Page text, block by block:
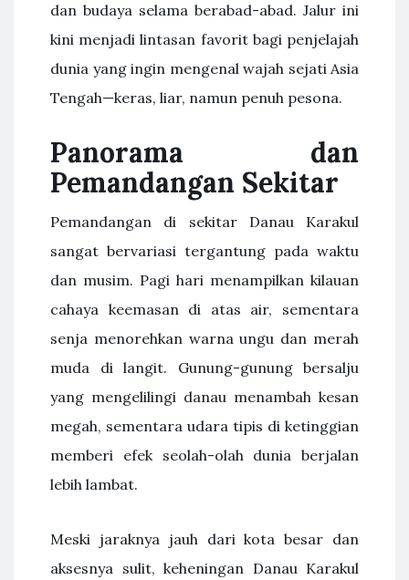
dan budaya selama berabad-abad. Jalur ini
kini menjadi lintasan favorit bagi penjelajah
dunia yang ingin mengenal wajah sejati Asia
Tengah—keras, liar, namun penuh pesona.
Panorama dan
Pemandangan Sekitar
Pemandangan di sekitar Danau Karakul
sangat bervariasi tergantung pada waktu
dan musim. Pagi hari menampilkan kilauan
cahaya keemasan di atas air, sementara
senja menorehkan warna ungu dan merah
muda di langit. Gunung-gunung bersalju
yang mengelilingi danau menambah kesan
megah, sementara udara tipis di ketinggian
memberi efek seolah-olah dunia berjalan
lebih lambat.
Meski jaraknya jauh dari kota besar dan
aksesnya sulit, keheningan Danau Karakul